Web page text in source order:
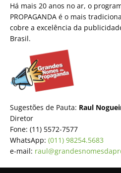
Há mais 20 anos no ar, o
PROPAGANDA é o mais
cobre a excelência da
Brasil.
Sugestões de Pauta: Raul
Diretor
Fone: (11) 5572-7577
WhatsApp: (011) 98254.5683
e-mail: